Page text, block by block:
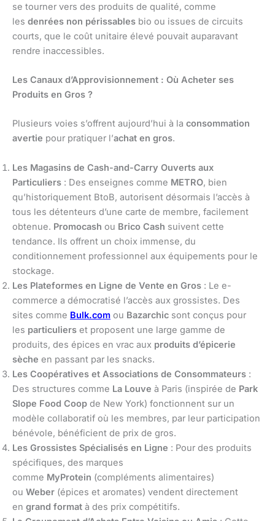
se tourner vers des produits de qualité, comme
les denrées non périssables bio ou issues de circuits
courts, que le coût unitaire élevé pouvait auparavant
rendre inaccessibles.
Les Canaux d’Approvisionnement : Où Acheter ses
Produits en Gros ?
Plusieurs voies s’offrent aujourd’hui à la consommation
avertie pour pratiquer l’achat en gros.
Les Magasins de Cash-and-Carry Ouverts aux
Particuliers : Des enseignes comme METRO, bien
qu’historiquement BtoB, autorisent désormais l’accès à
tous les détenteurs d’une carte de membre, facilement
obtenue. Promocash ou Brico Cash suivent cette
tendance. Ils offrent un choix immense, du
conditionnement professionnel aux équipements pour le
stockage.
Les Plateformes en Ligne de Vente en Gros : Le e-
commerce a démocratisé l’accès aux grossistes. Des
sites comme Bulk.com ou Bazarchic sont conçus pour
les particuliers et proposent une large gamme de
produits, des épices en vrac aux produits d’épicerie
sèche en passant par les snacks.
Les Coopératives et Associations de Consommateurs :
Des structures comme La Louve à Paris (inspirée de Park
Slope Food Coop de New York) fonctionnent sur un
modèle collaboratif où les membres, par leur participation
bénévole, bénéficient de prix de gros.
Les Grossistes Spécialisés en Ligne : Pour des produits
spécifiques, des marques
comme MyProtein (compléments alimentaires)
ou Weber (épices et aromates) vendent directement
en grand format à des prix compétitifs.